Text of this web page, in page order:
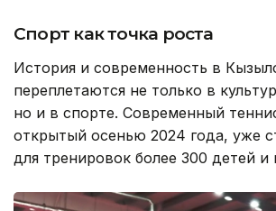
Спорт как точка роста
История и современность в
переплетаются не только в
но и в спорте. Современный
открытый осенью 2024 года, уже
для тренировок более 300 детей и